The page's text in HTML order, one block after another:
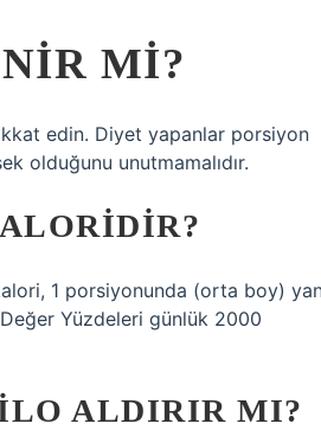
MI?
edin. Diyet yapanlar porsiyon
olduğunu unutmamalıdır.
1 porsiyonunda (orta boy)
Yüzdeleri günlük 2000
ALDIRIR MI?